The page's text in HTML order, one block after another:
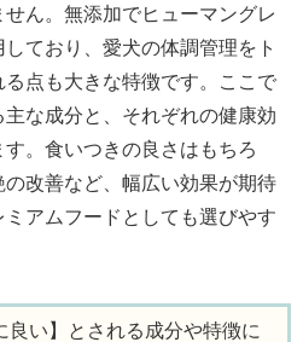
ん。無添加でヒューマングレ
ており、愛犬の体調管理をト
点も大きな特徴です。ここで
な成分と、それぞれの健康効
。食いつきの良さはもちろ
改善など、幅広い効果が期待
アムフードとしても選びやす
良い】とされる成分や特徴に